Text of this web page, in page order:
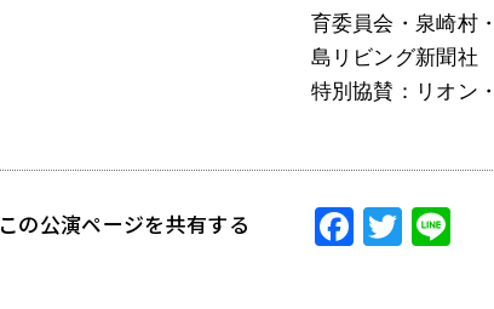
育委員会・泉崎村
島リビング新聞社
特別協賛：リオン
この公演ページを共有する
F
T